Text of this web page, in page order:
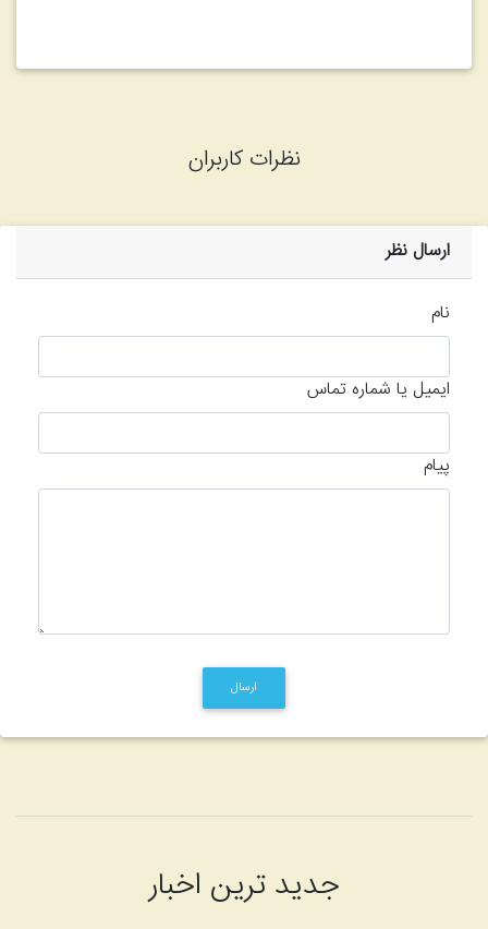
نظرات کاربران
ارسال نظر
نام
ایمیل یا شماره تماس
پیام
ارسال
جدید ترین اخبار